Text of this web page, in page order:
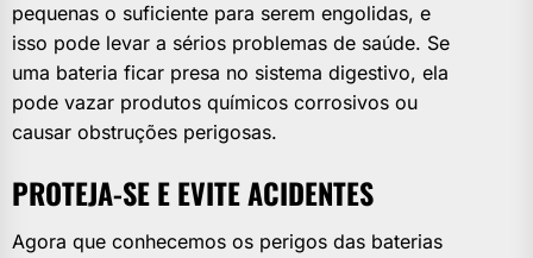
pequenas o suficiente para serem engolidas, e
isso pode levar a sérios problemas de saúde. Se
uma bateria ficar presa no sistema digestivo, ela
pode vazar produtos químicos corrosivos ou
causar obstruções perigosas.
PROTEJA-SE E EVITE ACIDENTES
Agora que conhecemos os perigos das baterias